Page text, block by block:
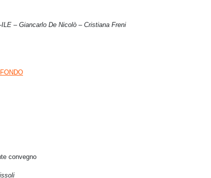
– Giancarlo De Nicolò – Cristiana Freni
convegno